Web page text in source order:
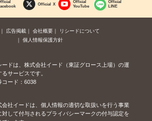
Official X
Official
YouTube
Official
LINE
広告掲載 会社概要
リシードについて
個人情報保護方針
ードは、株式会社イード（東証グロース上場）の運
るサービスです。
コード：6038
会社イードは、個人情報の適切な取扱いを行う事業
対して付与されるプライバシーマークの付与認定を